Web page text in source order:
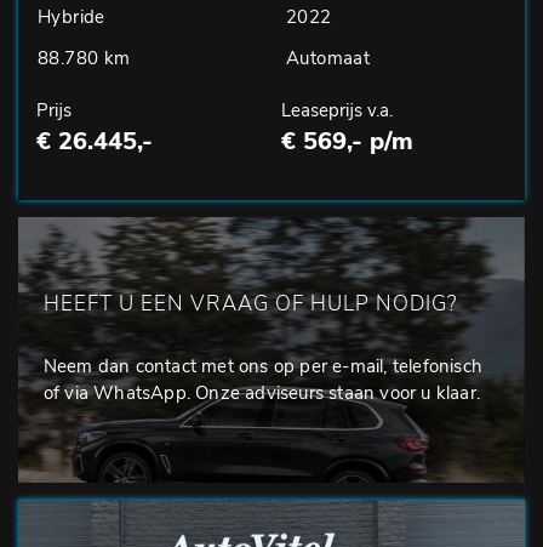
Hybride
2022
88.780 km
Automaat
Prijs
€ 26.445,-
Leaseprijs v.a.
€ 569,- p/m
HEEFT U EEN VRAAG OF HULP NODIG?
Neem dan contact met ons op per e-mail, telefonisch
of via WhatsApp. Onze adviseurs staan voor u klaar.